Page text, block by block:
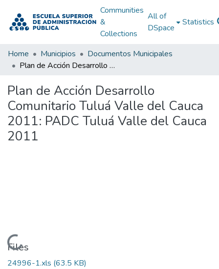
Communities
&
Collections
All of
DSpace
Statistics
Home Municipios
Documentos Municipales
Plan de Acción Desarrollo Comunitario Tuluá Valle del Cauca 2011: PADC Tuluá Valle del Cauca 2011
Plan de Acción Desarrollo
Comunitario Tuluá Valle del Cauca
2011: PADC Tuluá Valle del Cauca
2011
Loading...
Files
24996-1.xls (63.5 KB)